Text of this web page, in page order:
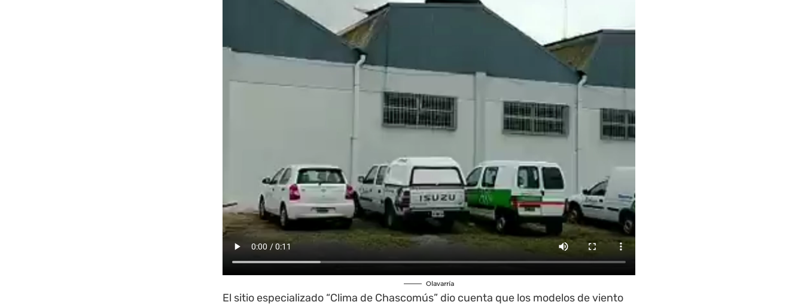
Olavarría
El sitio especializado “Clima de Chascomús” dio cuenta que los modelos de viento